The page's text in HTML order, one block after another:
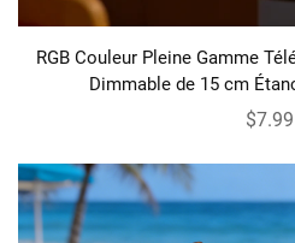
RGB Couleur Pleine Gamme
Dimmable de 15 cm
$7.99